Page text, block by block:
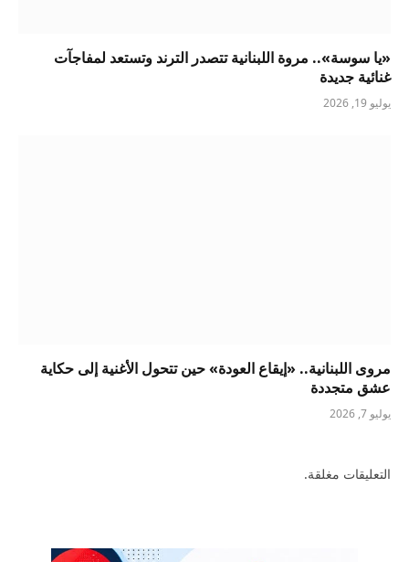
«يا سوسة».. مروة اللبنانية تتصدر الترند وتستعد لمفاجآت
غنائية جديدة
يوليو 19, 2026
مروى اللبنانية.. «إيقاع العودة» حين تتحول الأغنية إلى حكاية
عشق متجددة
يوليو 7, 2026
التعليقات مغلقة.